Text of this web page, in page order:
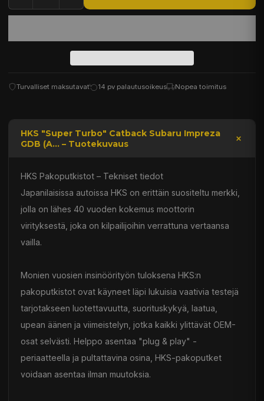
Turvalliset maksutavat 14 pv palautusoikeus Nopea toimitus
HKS "Super Turbo" Catback Subaru Impreza
GDB (A... – Tuotekuvaus
HKS Pakoputkistot – Tekniset tiedot
Japanilaisissa autoissa HKS on erittäin suositeltu merkki,
jolla on lähes 40 vuoden kokemus moottorin
virityksestä, joka on kilpailijoihin verrattuna vertaansa
vailla.
Monien vuosien insinöörityön tuloksena HKS:n
pakoputkistot ovat käyneet läpi lukuisia vaativia testejä
tarjotakseen luotettavuutta, suorituskykyä, laatua,
upean äänen ja viimeistelyn, jotka kaikki ylittävät OEM-
osat selvästi. Helppo asentaa "plug & play" -
periaatteella ja pultattavina osina, HKS-pakoputket
voidaan asentaa ilman muutoksia.